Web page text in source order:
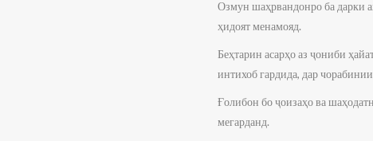
Озмун шаҳрвандонро ба дарки
ҳидоят менамояд.
Беҳтарин асарҳо аз ҷониби
интихоб гардида, дар
Ғолибон бо ҷоизаҳо ва
мегарданд.